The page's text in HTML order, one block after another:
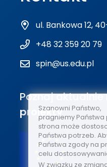
ul. Bankowa 12,
+48 32 359 20 79
spin@us.edu.pl
Poznaj
projekty
Szanowni Państwo,
pragniemy
strona może
Państwa potrzeb.
Państwa zgody na
celu
W związku ze